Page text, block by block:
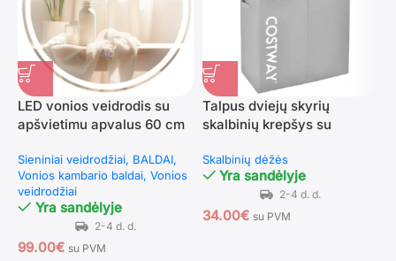
LED vonios veidrodis su
apšvietimu apvalus 60 cm
Sieniniai veidrodžiai BALDAI
Vonios kambario baldai Vonios
veidrodžiai
Yra sandėlyje
99.00€ su PVM
Talpus dviejų skyrių
skalbinių krepšys su
(Pilka)
Skalbinių dėžės
Yra sandėlyje
34.00€ su PVM